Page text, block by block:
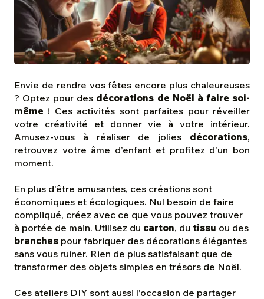
Envie de rendre vos fêtes encore plus chaleureuses
? Optez pour des décorations de Noël à faire soi-
même ! Ces activités sont parfaites pour réveiller
votre créativité et donner vie à votre intérieur.
Amusez-vous à réaliser de jolies décorations,
retrouvez votre âme d’enfant et profitez d’un bon
moment.
En plus d'être amusantes, ces créations sont
économiques et écologiques. Nul besoin de faire
compliqué, créez avec ce que vous pouvez trouver
à portée de main. Utilisez du carton, du tissu ou des
branches pour fabriquer des décorations élégantes
sans vous ruiner. Rien de plus satisfaisant que de
transformer des objets simples en trésors de Noël.
Ces ateliers DIY sont aussi l’occasion de partager